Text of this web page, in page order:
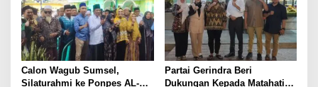
Calon Wagub Sumsel,
Silaturahmi ke Ponpes AL-
Partai Gerindra Beri
Dukungan Kepada Matahati